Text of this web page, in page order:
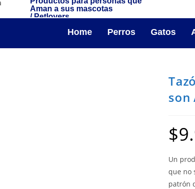
Aman a sus mascotas
/ Petlovers
Home Perros Gatos
son
$
Un
que no
patrón